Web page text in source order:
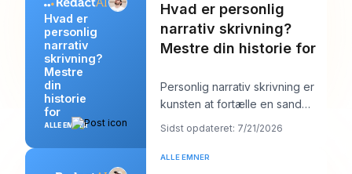
Hvad er
personlig
narrativ
skrivning?
Mestre
din
historie
for
ALLE EMNER
Hvad er personlig
narrativ skrivning?
Mestre din historie for
Personlig narrativ skrivning er
kunsten at fortælle en sand
historie fra dit eget liv for at
afsløre
Sidst opdateret: 7/21/2026
ALLE EMNER